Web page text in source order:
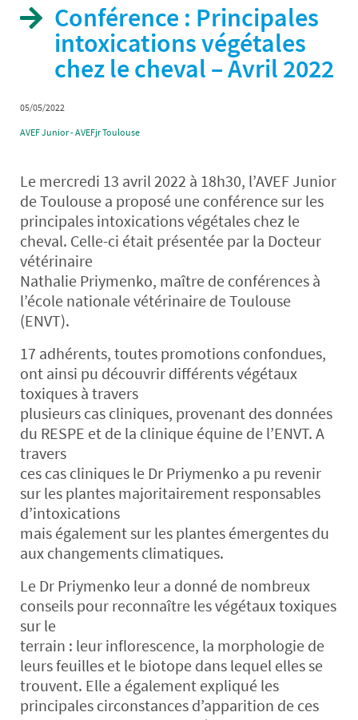
Conférence : Principales
intoxications végétales
chez le cheval – Avril 2022
05/05/2022
AVEF Junior - AVEFjr Toulouse
Le mercredi 13 avril 2022 à 18h30, l’AVEF Junior
de Toulouse a proposé une conférence sur les
principales intoxications végétales chez le
cheval. Celle-ci était présentée par la Docteur
vétérinaire
Nathalie Priymenko, maître de conférences à
l’école nationale vétérinaire de Toulouse
(ENVT).
17 adhérents, toutes promotions confondues,
ont ainsi pu découvrir différents végétaux
toxiques à travers
plusieurs cas cliniques, provenant des données
du RESPE et de la clinique équine de l’ENVT. A
travers
ces cas cliniques le Dr Priymenko a pu revenir
sur les plantes majoritairement responsables
d’intoxications
mais également sur les plantes émergentes du
aux changements climatiques.
Le Dr Priymenko leur a donné de nombreux
conseils pour reconnaître les végétaux toxiques
sur le
terrain : leur inflorescence, la morphologie de
leurs feuilles et le biotope dans lequel elles se
trouvent. Elle a également expliqué les
principales circonstances d’apparition de ces